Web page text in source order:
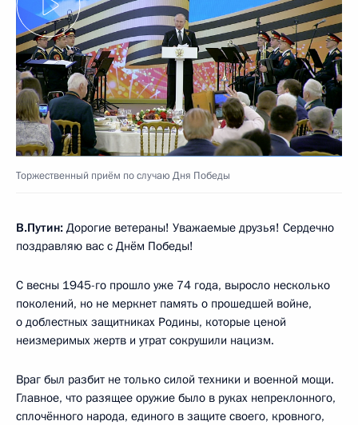
Торжественный приём по случаю Дня Победы
В.Путин: Дорогие ветераны! Уважаемые друзья! Сердечно
поздравляю вас с Днём Победы!
С весны 1945-го прошло уже 74 года, выросло несколько
поколений, но не меркнет память о прошедшей войне,
о доблестных защитниках Родины, которые ценой
неизмеримых жертв и утрат сокрушили нацизм.
Враг был разбит не только силой техники и военной мощи.
Главное, что разящее оружие было в руках непреклонного,
сплочённого народа, единого в защите своего, кровного,